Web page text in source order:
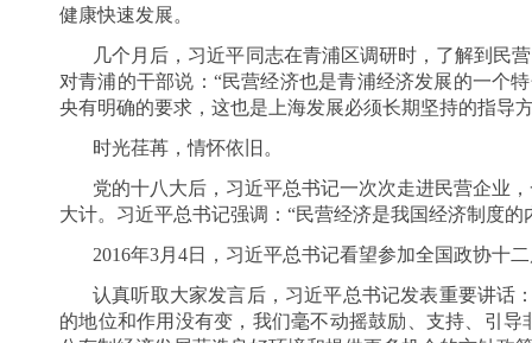
健康快速发展。
几个月后，习近平同志在青浦区调研时，了解到民
对青浦的干部说：“民营经济也是青浦经济发展的一个
央有明确的要求，这也是上海发展必须长期坚持的指导
时光荏苒，情怀依旧。
党的十八大后，习近平总书记一次次走进民营企业
大计。习近平总书记强调：“民营经济是我国经济制度
2016年3月4日，习近平总书记看望参加全国政协十
认真听取大家发言后，习近平总书记发表重要讲话
的地位和作用没有变，我们毫不动摇鼓励、支持、引